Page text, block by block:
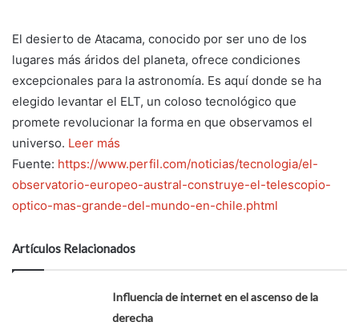
El desierto de Atacama, conocido por ser uno de los
lugares más áridos del planeta, ofrece condiciones
excepcionales para la astronomía. Es aquí donde se ha
elegido levantar el ELT, un coloso tecnológico que
promete revolucionar la forma en que observamos el
universo. Leer más
Fuente: https://www.perfil.com/noticias/tecnologia/el-
observatorio-europeo-austral-construye-el-telescopio-
optico-mas-grande-del-mundo-en-chile.phtml
Artículos Relacionados
Influencia de internet en el ascenso de la
derecha